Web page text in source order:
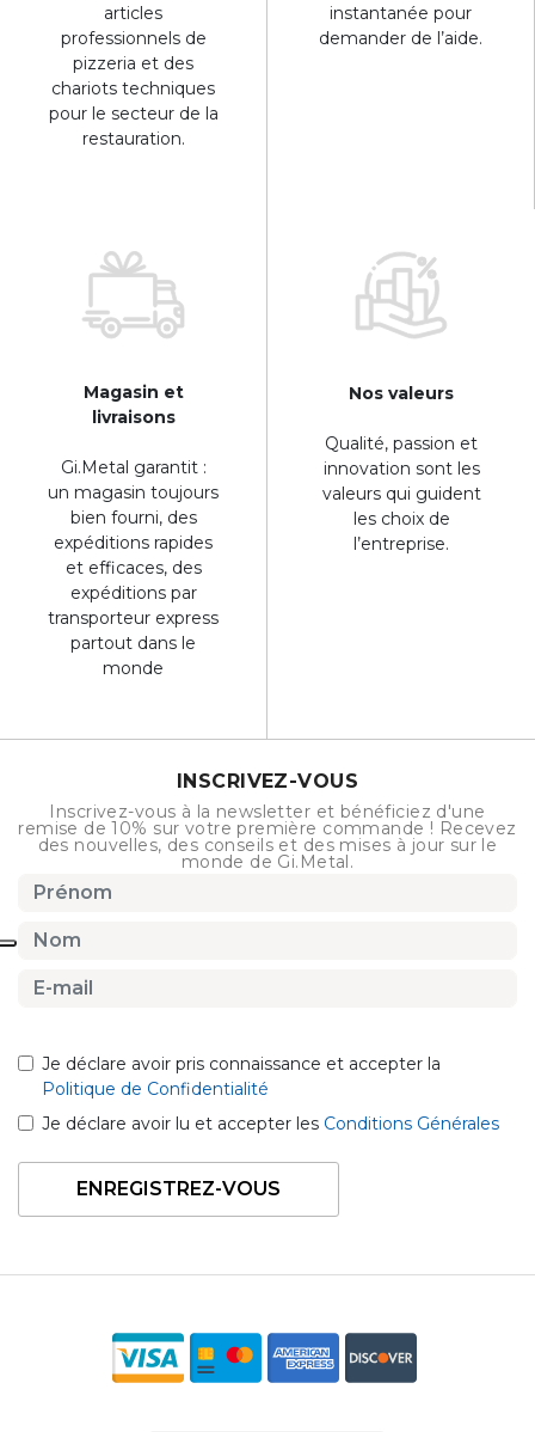
articles
professionnels de
pizzeria et des
chariots techniques
pour le secteur de la
restauration.
instantanée pour
demander de l’aide.
Magasin et
livraisons
Gi.Metal garantit :
un magasin toujours
bien fourni, des
expéditions rapides
et efficaces, des
expéditions par
transporteur express
partout dans le
monde
Nos valeurs
Qualité, passion et
innovation sont les
valeurs qui guident
les choix de
l’entreprise.
INSCRIVEZ-VOUS
Inscrivez-vous à la newsletter et bénéficiez d'une
remise de 10% sur votre première commande ! Recevez
des nouvelles, des conseils et des mises à jour sur le
monde de Gi.Metal.
Je déclare avoir pris connaissance et accepter la
Politique de Confidentialité
Je déclare avoir lu et accepter les Conditions Générales
ENREGISTREZ-VOUS